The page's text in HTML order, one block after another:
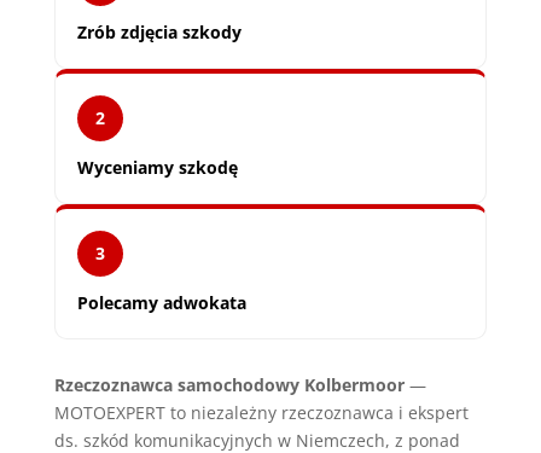
Zrób zdjęcia szkody
2
Wyceniamy szkodę
3
Polecamy adwokata
Rzeczoznawca samochodowy Kolbermoor—
MOTOEXPERT to niezależny rzeczoznawca i ekspert
ds. szkód komunikacyjnych w Niemczech, z ponad